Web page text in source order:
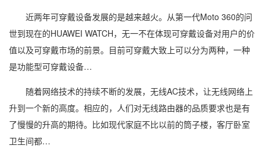
近两年可穿戴设备发展的是越来越火。从第一代Moto 360的问
世到现在的HUAWEI WATCH，无一不在体现可穿戴设备对用户的价
值以及可穿戴市场的前景。目前可穿戴大致上可以分为两种，一种
是功能型可穿戴设备…
随着网络技术的持续不断的发展，无线AC技术，让无线网络上
升到一个新的高度。相应的，人们对无线路由器的品质要求也是有
了慢慢的升高的期待。比如现代家庭不比以前的筒子楼，客厅卧室
卫生间都…